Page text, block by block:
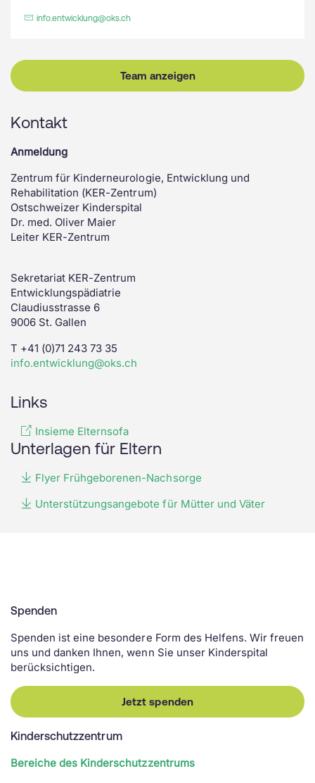
info.entwicklung@oks.ch
Team anzeigen
Kontakt
Anmeldung
Zentrum für Kinderneurologie, Entwicklung und
Rehabilitation (KER-Zentrum)
Ostschweizer Kinderspital
Dr. med. Oliver Maier
Leiter KER-Zentrum
Sekretariat KER-Zentrum
Entwicklungspädiatrie
Claudiusstrasse 6
9006 St. Gallen
T +41 (0)71 243 73 35
info.entwicklung@oks.ch
Links
Insieme Elternsofa
Unterlagen für Eltern
Flyer Frühgeborenen-Nachsorge
Unterstützungsangebote für Mütter und Väter
Spenden
Spenden ist eine besondere Form des Helfens. Wir freuen
uns und danken Ihnen, wenn Sie unser Kinderspital
berücksichtigen.
Jetzt spenden
Kinderschutzzentrum
Bereiche des Kinderschutzzentrums